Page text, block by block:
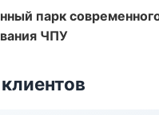
парк
ЧПУ